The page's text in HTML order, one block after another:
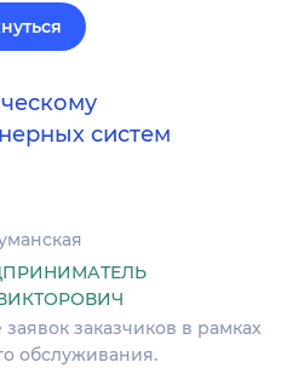
систем
заказчиков в рамках
обслуживания.